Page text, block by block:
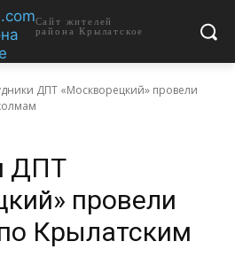
Сайт жителей
района Крылатское
ДПТ «Москворецкий» провели
ДПТ
провели
Крылатским